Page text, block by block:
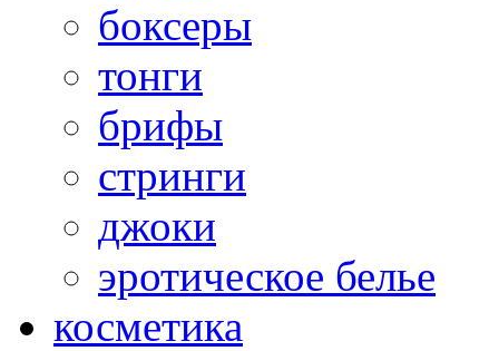
боксеры
тонги
брифы
стринги
джоки
эротическое белье
косметика